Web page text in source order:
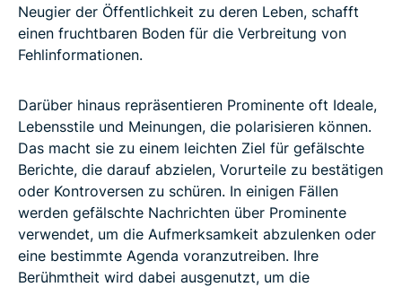
Neugier der Öffentlichkeit zu deren Leben, schafft
einen fruchtbaren Boden für die Verbreitung von
Fehlinformationen.
Darüber hinaus repräsentieren Prominente oft Ideale,
Lebensstile und Meinungen, die polarisieren können.
Das macht sie zu einem leichten Ziel für gefälschte
Berichte, die darauf abzielen, Vorurteile zu bestätigen
oder Kontroversen zu schüren. In einigen Fällen
werden gefälschte Nachrichten über Prominente
verwendet, um die Aufmerksamkeit abzulenken oder
eine bestimmte Agenda voranzutreiben. Ihre
Berühmtheit wird dabei ausgenutzt, um die